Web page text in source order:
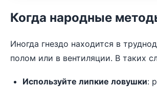
Когда народные
Иногда гнездо находится в
полом или в вентиляции. В таких
Используйте липкие ловушки: